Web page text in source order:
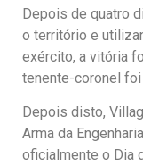
Depois de quatro
o território e
exército, a vitória
tenente-coronel foi
Depois disto,
Arma da
oficialmente o Dia